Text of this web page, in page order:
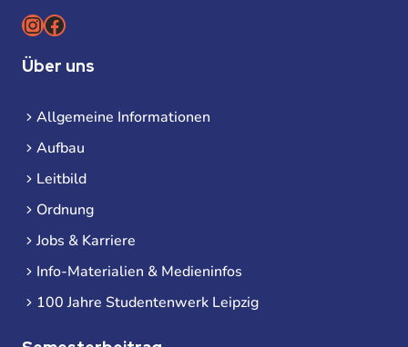
Instagram
Facebook
Über uns
Allgemeine Informationen
Aufbau
Leitbild
Ordnung
Jobs & Karriere
Info-Materialien & Medieninfos
100 Jahre Studentenwerk Leipzig